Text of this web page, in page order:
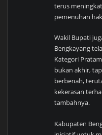
terus
pemenuhan
Wakil Bupati
Bengkayang
Kategori
bukan akhir,
berbenah,
kekerasan
tambahnya.
Kabupaten